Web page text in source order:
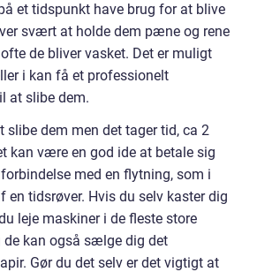
et tidspunkt have brug for at blive
svært at holde dem pæne og rene
de bliver vasket. Det er muligt
i kan få et professionelt
at slibe dem.
slibe dem men det tager tid, ca 2
kan være en god ide at betale sig
med en flytning, som i
en tidsrøver. Hvis du selv kaster dig
leje maskiner i de fleste store
de kan også sælge dig det
Gør du det selv er det vigtigt at